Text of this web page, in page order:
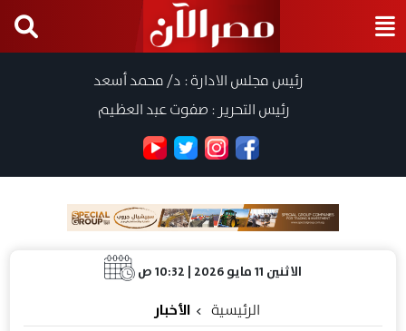
رئيس مجلس الادارة : د/ محمد أسعد
رئيس التحرير : صفوت عبد العظيم
الاثنين 11 مايو 2026 | 10:32 ص
الرئيسية الأخبار